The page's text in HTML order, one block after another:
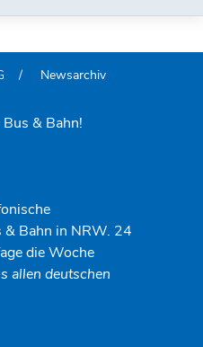
Newsarchiv
& Bahn!
& Bahn in NRW. 24
die Woche
allen deutschen